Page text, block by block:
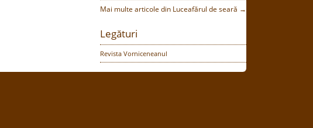
Mai multe articole din Luceafărul de seară →
Legături
Revista Vorniceneanul